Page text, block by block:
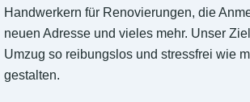
Handwerkern für Renovierungen, die
neuen Adresse und vieles mehr. Unser
Umzug so reibungslos und stressfrei wie
gestalten.